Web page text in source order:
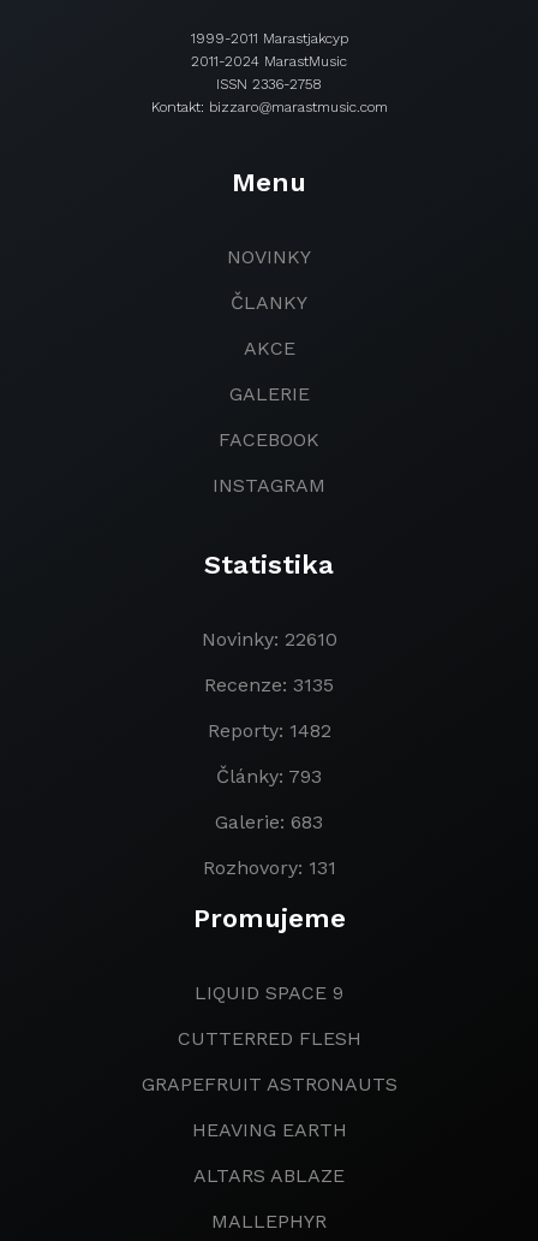
1999-2011 Marastjakcyp
2011-2024 MarastMusic
ISSN 2336-2758
Kontakt: bizzaro@marastmusic.com
Menu
NOVINKY
ČLANKY
AKCE
GALERIE
FACEBOOK
INSTAGRAM
Statistika
Novinky: 22610
Recenze: 3135
Reporty: 1482
Články: 793
Galerie: 683
Rozhovory: 131
Promujeme
LIQUID SPACE 9
CUTTERRED FLESH
GRAPEFRUIT ASTRONAUTS
HEAVING EARTH
ALTARS ABLAZE
MALLEPHYR